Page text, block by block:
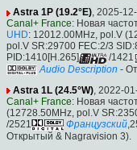
Astra 1P (19.2°E), 2025-
Canal+ France: Новая
UHD: 12012.00MHz, pol.V
pol.V SR:29700 FEC:2/3
PID:1410[H.265]
/1421
Audio Description -
Astra 1L (24.5°W), 2022-
Canal+ France: Новая
(12728.50MHz, pol.V
/2521
Французский
Открытый & Nagravision 3).